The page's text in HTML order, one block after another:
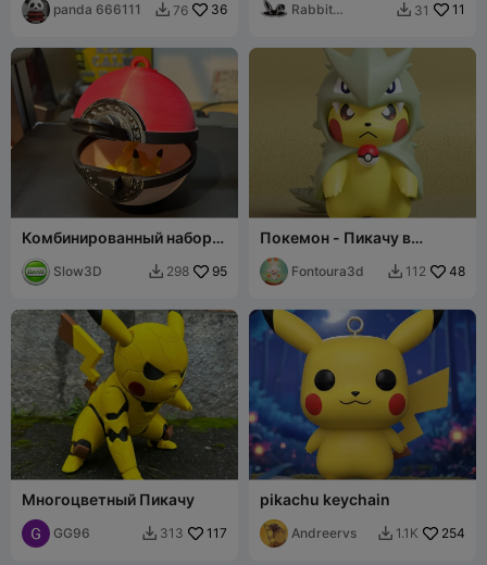
panda 666111  76 36
Rabbit
 31 11
Комбинированный набор:
ПикачуSlow3D  298 95
Покемон - Пикачу в
костюме Тиранитара
Fontoura3d  112 48
Многоцветный Пикачу
GG96  313 117
pikachu keychain
Andreervs  1.1K 254